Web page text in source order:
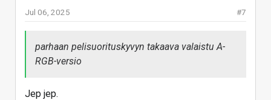
#7
Jul 06, 2025
parhaan pelisuorituskyvyn takaava valaistu A-
RGB-versio
Jep jep.